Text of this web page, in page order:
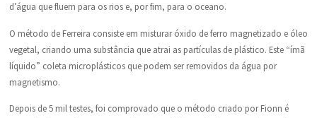
d’água que fluem para os rios e, por fim, para o oceano.
O método de Ferreira consiste em misturar óxido de ferro magnetizado e óleo
vegetal, criando uma substância que atrai as partículas de plástico. Este “ímã
líquido” coleta microplásticos que podem ser removidos da água por
magnetismo.
Depois de 5 mil testes, foi comprovado que o método criado por Fionn é